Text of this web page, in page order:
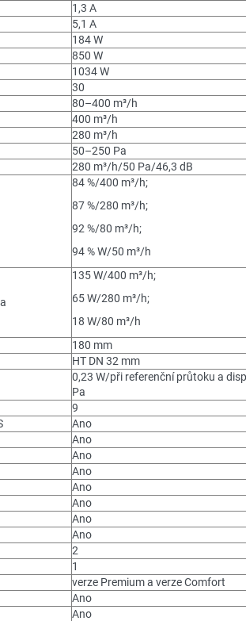
1,3 A
5,1 A
184 W
850 W
1034 W
30
80–400 m³/h
400 m³/h
280 m³/h
50–250 Pa
280 m³/h/50 Pa/46,3 dB
84 %/400 m³/h;
87 %/280 m³/h;
92 %/80 m³/h;
94 % W/50 m³/h
135 W/400 m³/h;
65 W/280 m³/h;
18 W/80 m³/h
180 mm
HT DN 32 mm
0,23 W/při referenční průtoku a
Pa
9
Ano
Ano
Ano
Ano
Ano
Ano
Ano
Ano
2
1
verze Premium a verze Comfort
Ano
Ano